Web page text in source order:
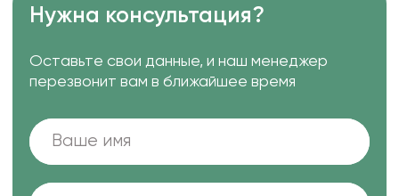
Нужна консультация?
Оставьте свои данные, и наш менеджер
перезвонит вам в ближайшее время